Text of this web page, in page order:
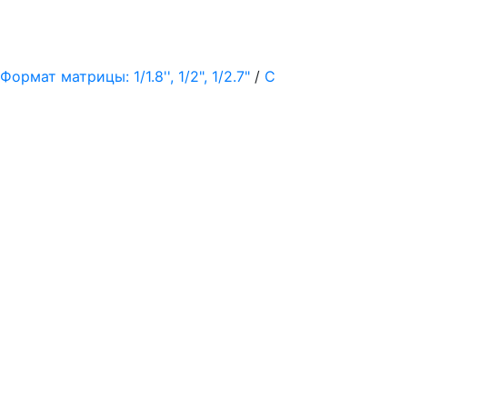
Формат матрицы: 1/1.8'', 1/2", 1/2.7" / С